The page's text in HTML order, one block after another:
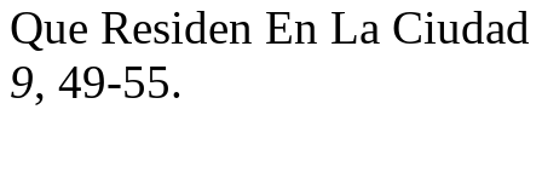
Que Residen En La
9, 49-55.